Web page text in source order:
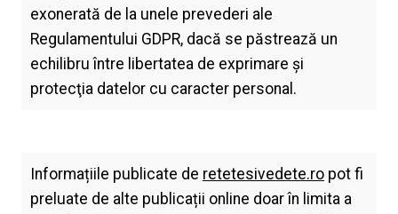
exonerată de la unele prevederi ale
Regulamentului GDPR, dacă se păstrează un
echilibru între libertatea de exprimare şi
protecţia datelor cu caracter personal.
Informațiile publicate de retetesivedete.ropot fi
preluate de alte publicații online doar în limita a